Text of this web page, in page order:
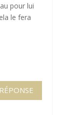
pour lui
le fera
RÉPONSE